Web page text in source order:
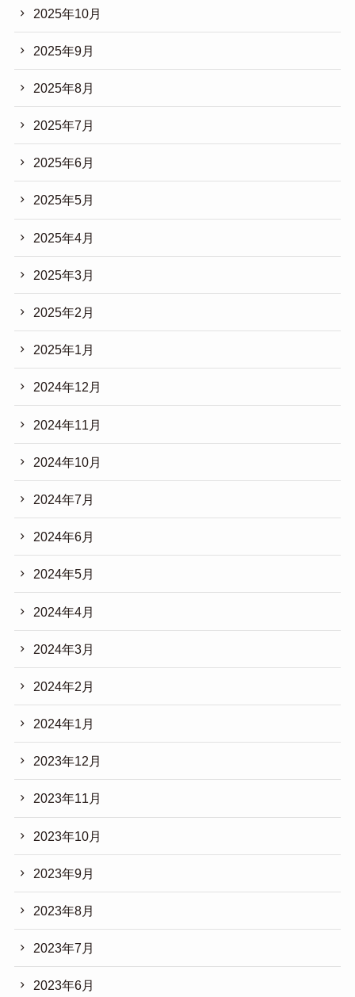
2025年10月
2025年9月
2025年8月
2025年7月
2025年6月
2025年5月
2025年4月
2025年3月
2025年2月
2025年1月
2024年12月
2024年11月
2024年10月
2024年7月
2024年6月
2024年5月
2024年4月
2024年3月
2024年2月
2024年1月
2023年12月
2023年11月
2023年10月
2023年9月
2023年8月
2023年7月
2023年6月